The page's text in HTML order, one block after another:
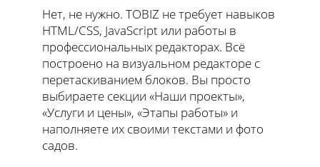
Нет, не нужно. TOBIZ не требует навыков
HTML/CSS, JavaScript или работы в
профессиональных редакторах. Всё
построено на визуальном редакторе с
перетаскиванием блоков. Вы просто
выбираете секции «Наши проекты»,
«Услуги и цены», «Этапы работы» и
наполняете их своими текстами и фото
садов.